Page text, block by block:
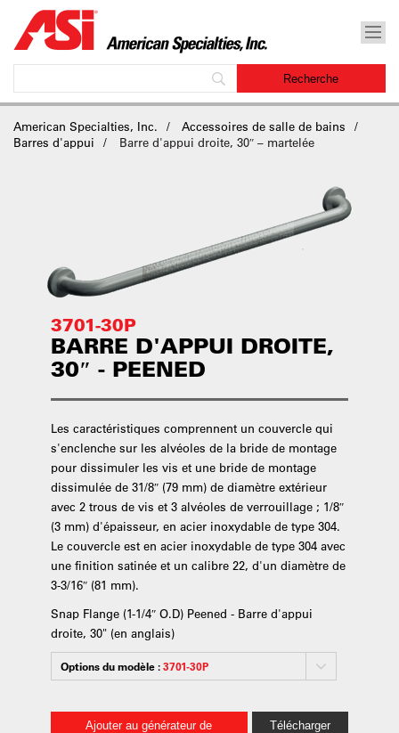
American Specialties, Inc.
Accessoires de salle de bains
Barres d'appui
Barre d'appui droite, 30″ – martelée
3701-30P
BARRE D'APPUI DROITE,
30″ - PEENED
Les caractéristiques comprennent un couvercle qui
s'enclenche sur les alvéoles de la bride de montage
pour dissimuler les vis et une bride de montage
dissimulée de 31/8″ (79 mm) de diamètre extérieur
avec 2 trous de vis et 3 alvéoles de verrouillage ; 1/8″
(3 mm) d'épaisseur, en acier inoxydable de type 304.
Le couvercle est en acier inoxydable de type 304 avec
une finition satinée et un calibre 22, d'un diamètre de
3-3/16″ (81 mm).
Snap Flange (1-1/4″ O.D) Peened - Barre d'appui
droite, 30" (en anglais)
Options du modèle :3701-30P
Ajouter au générateur de
Télécharger